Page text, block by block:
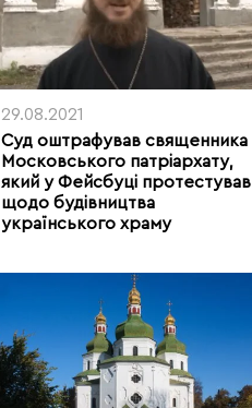
29.08.2021
Суд оштрафував священника
Московського патріархату,
який у Фейсбуці протестував
щодо будівництва
українського храму